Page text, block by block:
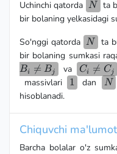
Uchinchi qatorda N
N ta
bir bolaning yelkasidagi
So'nggi qatorda N
N ta
bir bolaning sumkasi
Bi 
= Bj va
C_i
\ne
Ci 
= Cj
massivlari 1
1 dan N
N
hisoblanadi.
Chiquvchi
Barcha bolalar o'z